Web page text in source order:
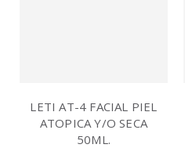
LETI AT-4 FACIAL PIEL
ATOPICA Y/O SECA
50ML.